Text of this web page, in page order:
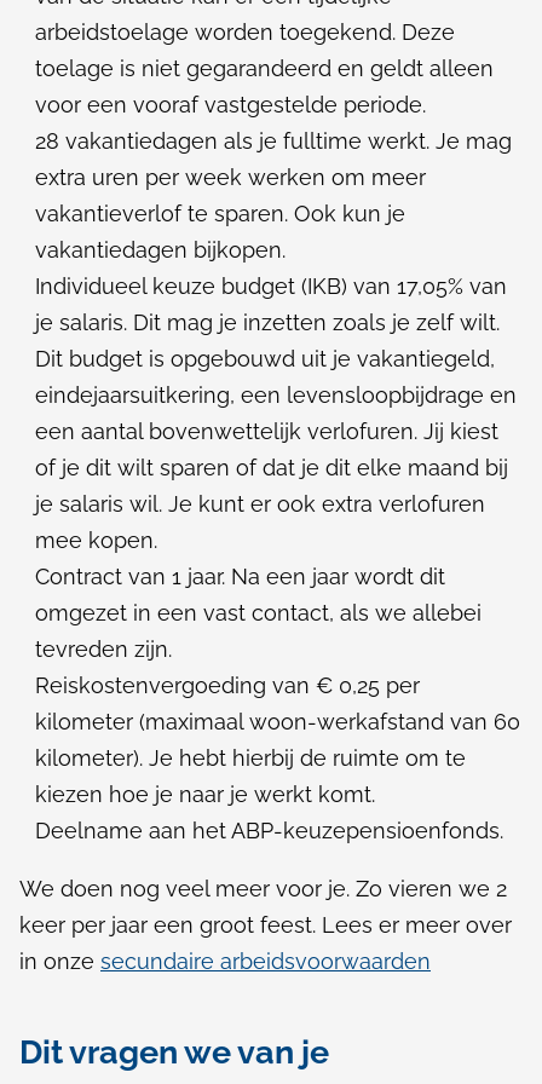
arbeidstoelage worden toegekend. Deze
toelage is niet gegarandeerd en geldt alleen
voor een vooraf vastgestelde periode.
28 vakantiedagen als je fulltime werkt. Je mag
extra uren per week werken om meer
vakantieverlof te sparen. Ook kun je
vakantiedagen bijkopen.
Individueel keuze budget (IKB) van 17,05% van
je salaris. Dit mag je inzetten zoals je zelf wilt.
Dit budget is opgebouwd uit je vakantiegeld,
eindejaarsuitkering, een levensloopbijdrage en
een aantal bovenwettelijk verlofuren. Jij kiest
of je dit wilt sparen of dat je dit elke maand bij
je salaris wil. Je kunt er ook extra verlofuren
mee kopen.
Contract van 1 jaar. Na een jaar wordt dit
omgezet in een vast contact, als we allebei
tevreden zijn.
Reiskostenvergoeding van € 0,25 per
kilometer (maximaal woon-werkafstand van 60
kilometer). Je hebt hierbij de ruimte om te
kiezen hoe je naar je werkt komt.
Deelname aan het ABP-keuzepensioenfonds.
We doen nog veel meer voor je. Zo vieren we 2
keer per jaar een groot feest. Lees er meer over
in onze secundaire arbeidsvoorwaarden
Dit vragen we van je